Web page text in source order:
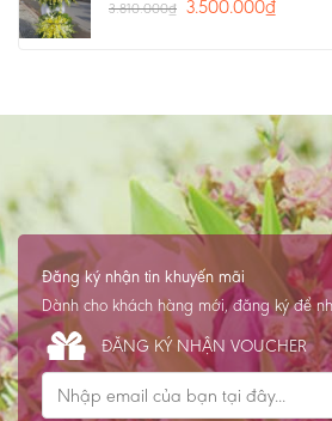
3.810.000₫ 3.500.000₫
Đăng ký nhận tin khuyến mãi
Dành cho khách hàng mới, đăng ký để
ĐĂNG KÝ NHẬN VOUCHER